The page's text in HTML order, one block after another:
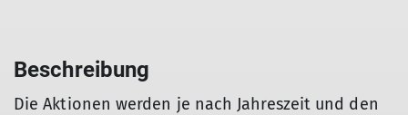
Beschreibung
Die Aktionen werden je nach Jahreszeit und den